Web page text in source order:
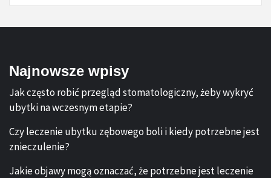
Najnowsze wpisy
Jak często robić przegląd stomatologiczny, żeby wykryć
ubytki na wczesnym etapie?
Czy leczenie ubytku zębowego boli i kiedy potrzebne jest
znieczulenie?
Jakie objawy mogą oznaczać, że potrzebne jest leczenie